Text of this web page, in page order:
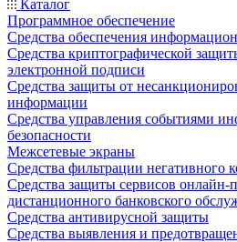
Каталог
Программное обеспечение
Средства обеспечения
Средства криптографической
электронной подписи
Средства защиты от
информации
Средства управления событиями
безопасности
Межсетевые экраны
Средства фильтрации негативного
Средства защиты сервисов онлайн-
дистанционного банковского
Средства антивирусной защиты
Средства выявления и